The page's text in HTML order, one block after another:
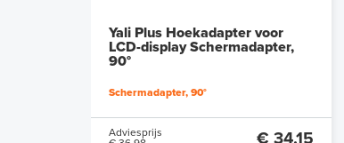
Yali Plus Hoekadapter voor
LCD-display Schermadapter,
90°
Schermadapter, 90°
Adviesprijs
€ 34,15